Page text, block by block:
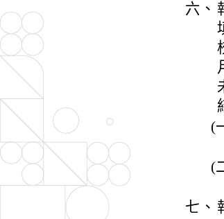
六、
(
(
七、